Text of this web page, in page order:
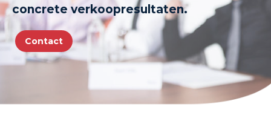
concrete verkoopresultaten.
Contact